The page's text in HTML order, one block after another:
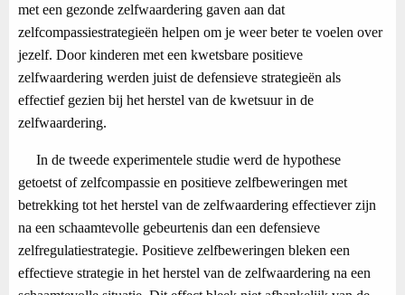
met een gezonde zelfwaardering gaven aan dat
zelfcompassiestrategieën helpen om je weer beter te voelen over
jezelf. Door kinderen met een kwetsbare positieve
zelfwaardering werden juist de defensieve strategieën als
effectief gezien bij het herstel van de kwetsuur in de
zelfwaardering.
In de tweede experimentele studie werd de hypothese
getoetst of zelfcompassie en positieve zelfbeweringen met
betrekking tot het herstel van de zelfwaardering effectiever zijn
na een schaamtevolle gebeurtenis dan een defensieve
zelfregulatiestrategie. Positieve zelfbeweringen bleken een
effectieve strategie in het herstel van de zelfwaardering na een